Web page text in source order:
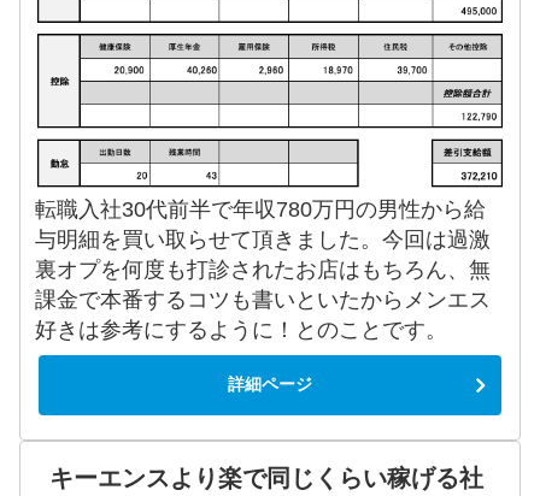
転職入社30代前半で年収780万円の男性から給
与明細を買い取らせて頂きました。今回は過激
裏オプを何度も打診されたお店はもちろん、無
課金で本番するコツも書いといたからメンエス
好きは参考にするように！とのことです。
詳細ページ
キーエンスより楽で同じくらい稼げる社